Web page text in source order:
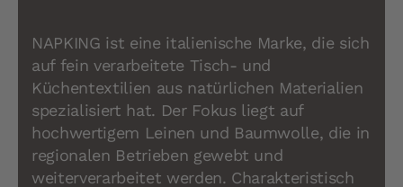
NAPKING ist eine italienische Marke, die sich
auf fein verarbeitete Tisch- und
Küchentextilien aus natürlichen Materialien
spezialisiert hat. Der Fokus liegt auf
hochwertigem Leinen und Baumwolle, die in
regionalen Betrieben gewebt und
weiterverarbeitet werden. Charakteristisch